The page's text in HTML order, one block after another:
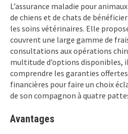
L’assurance maladie pour
de chiens et de chats de
les soins vétérinaires. Elle
couvrent une large gamme de
consultations aux opérations
multitude d’options disponibles,
comprendre les garanties
financières pour faire un choix
de son compagnon à quatre
Avantages